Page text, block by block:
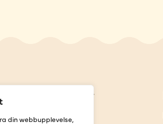
din webbupplevelse,
Genvägar
Våra butiker